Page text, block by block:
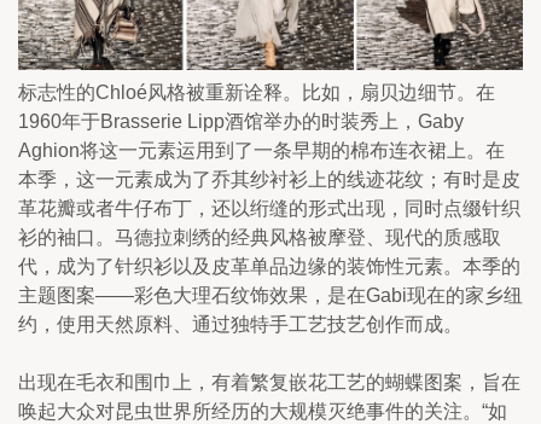
标志性的Chloé风格被重新诠释。比如，扇贝边细节。在
1960年于Brasserie Lipp酒馆举办的时装秀上，Gaby
Aghion将这一元素运用到了一条早期的棉布连衣裙上。在
本季，这一元素成为了乔其纱衬衫上的线迹花纹；有时是皮
革花瓣或者牛仔布丁，还以绗缝的形式出现，同时点缀针织
衫的袖口。马德拉刺绣的经典风格被摩登、现代的质感取
代，成为了针织衫以及皮革单品边缘的装饰性元素。本季的
主题图案——彩色大理石纹饰效果，是在Gabi现在的家乡纽
约，使用天然原料、通过独特手工艺技艺创作而成。
出现在毛衣和围巾上，有着繁复嵌花工艺的蝴蝶图案，旨在
唤起大众对昆虫世界所经历的大规模灭绝事件的关注。“如